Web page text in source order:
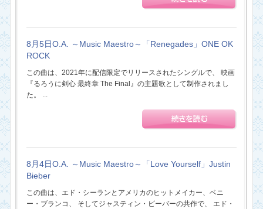
8月5日O.A. ～Music Maestro～「Renegades」ONE OK
ROCK
この曲は、2021年に配信限定でリリースされたシングルで、 映画
『るろうに剣心 最終章 The Final』の主題歌として制作されまし
た。 ...
8月4日O.A. ～Music Maestro～「Love Yourself」Justin
Bieber
この曲は、エド・シーランとアメリカのヒットメイカー、ベニ
ー・ブランコ、 そしてジャスティン・ビーバーの共作で、 エド・